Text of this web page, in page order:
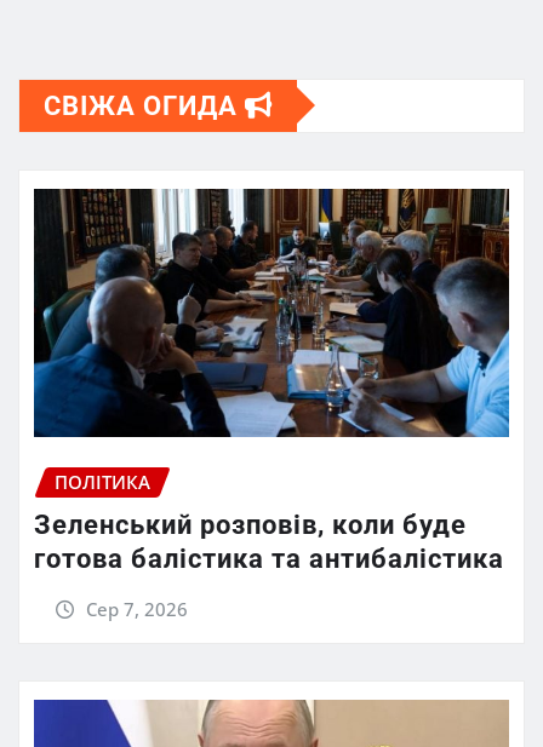
СВІЖА ОГИДА
ПОЛІТИКА
Зеленський розповів, коли буде
готова балістика та антибалістика
Сер 7, 2026